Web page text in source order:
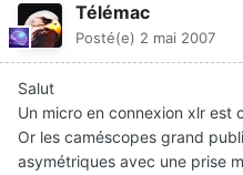
Télémac
Posté(e) 2 mai 2007
Salut
Un micro en connexion xlr est
Or les caméscopes grand
asymétriques avec une prise